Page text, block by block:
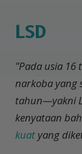
LSD
"Pada usia 16
narkoba yang
tahun—yakni
kenyataan
kuat yang